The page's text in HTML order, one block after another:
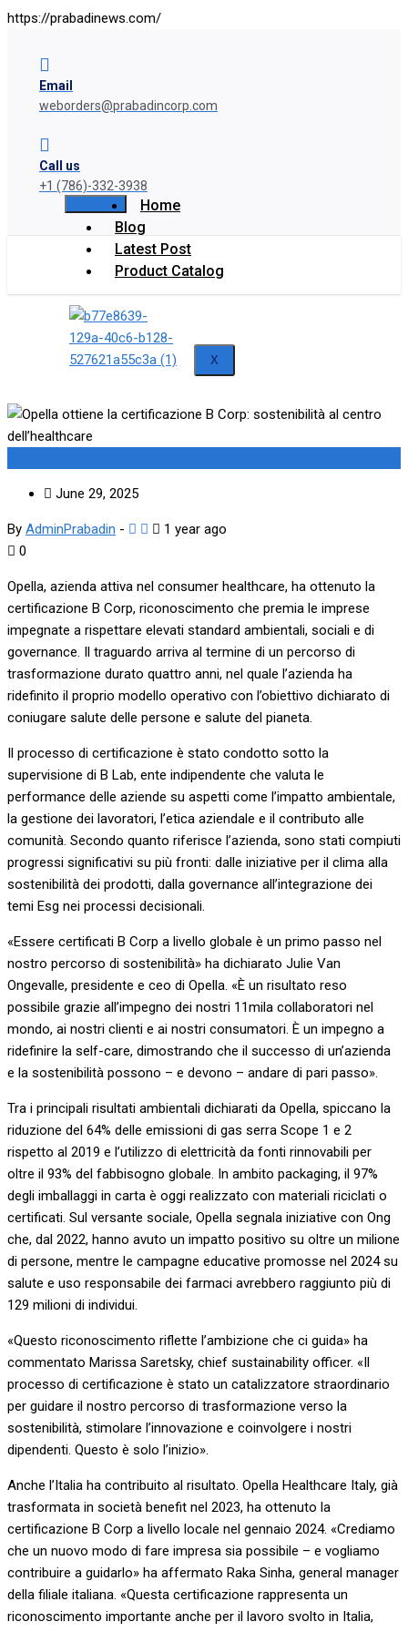
https://prabadinews.com/
Email
weborders@prabadincorp.com
Call us
+1 (786)-332-3938
Home
Blog
Latest Post
Product Catalog
X
June 29, 2025
By AdminPrabadin -
1 year ago
0
Opella, azienda attiva nel consumer healthcare, ha ottenuto la
certificazione B Corp, riconoscimento che premia le imprese
impegnate a rispettare elevati standard ambientali, sociali e di
governance. Il traguardo arriva al termine di un percorso di
trasformazione durato quattro anni, nel quale l’azienda ha
ridefinito il proprio modello operativo con l’obiettivo dichiarato di
coniugare salute delle persone e salute del pianeta.
Il processo di certificazione è stato condotto sotto la
supervisione di B Lab, ente indipendente che valuta le
performance delle aziende su aspetti come l’impatto ambientale,
la gestione dei lavoratori, l’etica aziendale e il contributo alle
comunità. Secondo quanto riferisce l’azienda, sono stati compiuti
progressi significativi su più fronti: dalle iniziative per il clima alla
sostenibilità dei prodotti, dalla governance all’integrazione dei
temi Esg nei processi decisionali.
«Essere certificati B Corp a livello globale è un primo passo nel
nostro percorso di sostenibilità» ha dichiarato Julie Van
Ongevalle, presidente e ceo di Opella. «È un risultato reso
possibile grazie all’impegno dei nostri 11mila collaboratori nel
mondo, ai nostri clienti e ai nostri consumatori. È un impegno a
ridefinire la self-care, dimostrando che il successo di un’azienda
e la sostenibilità possono – e devono – andare di pari passo».
Tra i principali risultati ambientali dichiarati da Opella, spiccano la
riduzione del 64% delle emissioni di gas serra Scope 1 e 2
rispetto al 2019 e l’utilizzo di elettricità da fonti rinnovabili per
oltre il 93% del fabbisogno globale. In ambito packaging, il 97%
degli imballaggi in carta è oggi realizzato con materiali riciclati o
certificati. Sul versante sociale, Opella segnala iniziative con Ong
che, dal 2022, hanno avuto un impatto positivo su oltre un milione
di persone, mentre le campagne educative promosse nel 2024 su
salute e uso responsabile dei farmaci avrebbero raggiunto più di
129 milioni di individui.
«Questo riconoscimento riflette l’ambizione che ci guida» ha
commentato Marissa Saretsky, chief sustainability officer. «Il
processo di certificazione è stato un catalizzatore straordinario
per guidare il nostro percorso di trasformazione verso la
sostenibilità, stimolare l’innovazione e coinvolgere i nostri
dipendenti. Questo è solo l’inizio».
Anche l’Italia ha contribuito al risultato. Opella Healthcare Italy, già
trasformata in società benefit nel 2023, ha ottenuto la
certificazione B Corp a livello locale nel gennaio 2024. «Crediamo
che un nuovo modo di fare impresa sia possibile – e vogliamo
contribuire a guidarlo» ha affermato Raka Sinha, general manager
della filiale italiana. «Questa certificazione rappresenta un
riconoscimento importante anche per il lavoro svolto in Italia,